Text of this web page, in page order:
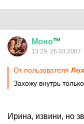
Моно™
13:29, 26.03.2007
От пользователя
Захожу внутрь
Ирина, извини, но